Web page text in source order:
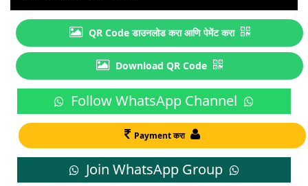
QR Code डाउनलोड करा आणि पेमेंट करा
Download QR Code
Follow WhatsApp Channel
Payment करा
Join WhatsApp Group